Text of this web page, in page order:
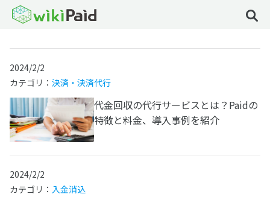
2024/2/2
カテゴリ： 決済・決済代行
代金回収の代行サービスとは？Paidの
特徴と料金、導入事例を紹介
2024/2/2
カテゴリ： 入金消込